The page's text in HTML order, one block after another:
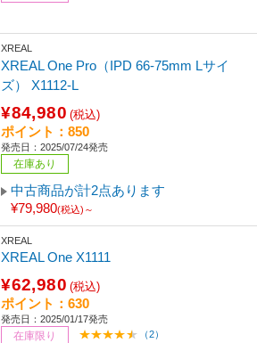
XREAL
XREAL One Pro（IPD 66-75mm Lサイ
ズ） X1112-L
¥84,980 (税込)
ポイント：850
発売日：2025/07/24発売
在庫あり
中古商品が計2点あります
¥79,980(税込)～
XREAL
XREAL One X1111
¥62,980 (税込)
ポイント：630
発売日：2025/01/17発売
在庫限り （2）